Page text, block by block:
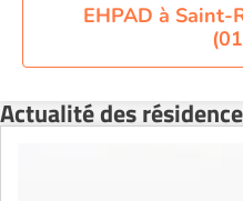
Residence service
Residence service
Residence service
Residence service
Residence service
EHPAD à
Actualité des